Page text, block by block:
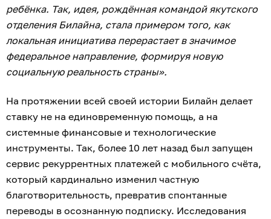
ребёнка. Так, идея, рождённая командой якутского
отделения Билайна, стала примером того, как
локальная инициатива перерастает в значимое
федеральное направление, формируя новую
социальную реальность страны».
На протяжении всей своей истории Билайн делает
ставку не на единовременную помощь, а на
системные финансовые и технологические
инструменты. Так, более 10 лет назад был запущен
сервис рекуррентных платежей с мобильного счёта,
который кардинально изменил частную
благотворительность, превратив спонтанные
переводы в осознанную подписку. Исследования